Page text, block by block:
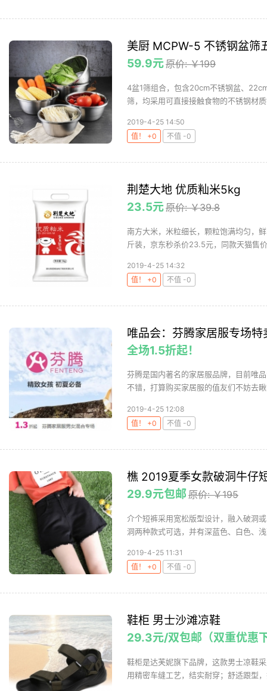
美厨 MCPW-5 不锈钢盆筛
59.9元原价: ￥199
4盆1筛组合，包含20cm不锈钢盆、
筛，均采用可直接接触食物的不锈钢材
2019-4-25 14:50
值！ +0
不值 -0
荆楚大地 优质籼米5kg
23.5元原价: ￥39.8
南方大米，米粒细长，颗粒饱满均匀，
斤装，京东秒杀价23.5元，同款天猫售
2019-4-25 14:32
值！ +0
不值 -0
唯品会：芬腾家居服专场特
全场1.5折起！
芬腾是国内著名的家居服品牌，目前唯
不错，打算购买家居服的值友们不妨去
2019-4-25 12:08
值！ +0
不值 -0
樵 2019夏季女款破洞牛仔
29.9元包邮原价: ￥195
介个短裤采用宽松版型设计，融入破洞
洞两种款式可选，并有深蓝色、白色、
2019-4-25 11:31
值！ +0
不值 -0
鞋柜 男士沙滩凉鞋
29.3元/双包邮（双重优惠
鞋柜是达芙妮旗下品牌，这款男士凉鞋
用精密车缝工艺，结实耐穿；舒适跟型